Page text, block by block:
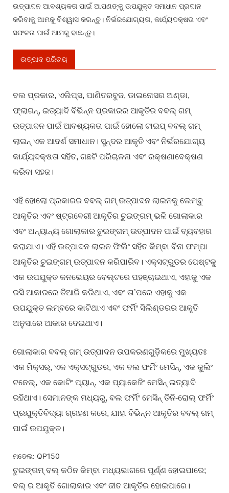
ଉତ୍ପାଦନ ଆବଶ୍ୟକତା ପାଇଁ ଆପଣଙ୍କୁ ଉପଯୁକ୍ତ ସମାଧାନ ପ୍ରଦାନ
କରିବାକୁ ଆମକୁ ବିଶ୍ୱାସ କରନ୍ତୁ। ନିର୍ଭରଯୋଗ୍ୟତା, କାର୍ଯ୍ୟଦକ୍ଷତା ଏବଂ
ସଫଳତା ପାଇଁ ଆମକୁ ବାଛନ୍ତୁ।
ଉତ୍ପାଦ ପରିଚୟ
ବଲ ପ୍ରକାର, ଏଲିପ୍ସ, ପାଣିତରବୁଜ, ଡାଇନୋସର ଅଣ୍ଡା,
ଫ୍ଲାଗନ୍, ଇତ୍ୟାଦି ବିଭିନ୍ନ ପ୍ରକାରର ଆକୃତିର ବବଲ୍ ଗମ୍
ଉତ୍ପାଦନ ପାଇଁ ଆବଶ୍ୟକତା ପାଇଁ ହୋଲୋ ଟାଇପ୍ ବବଲ୍ ଗମ୍
ଲାଇନ୍ ଏକ ଆଦର୍ଶ ସମାଧାନ। ସୁନ୍ଦର ଆକୃତି ଏବଂ ନିର୍ଭରଯୋଗ୍ୟ
କାର୍ଯ୍ୟଦକ୍ଷତା ସହିତ, ଗଛଟି ପରିଚାଳନା ଏବଂ ରକ୍ଷଣାବେକ୍ଷଣ
କରିବା ସହଜ।
ଏହି ହୋଲୋ ପ୍ରକାରର ବବଲ୍ ଗମ୍ ଉତ୍ପାଦନ ଲାଇନକୁ ଲେମ୍ବୁ
ଆକୃତିର ଏବଂ ଷ୍ଟ୍ରବେରୀ ଆକୃତିର ଚୁଇଙ୍ଗମ୍ ଭଳି ଗୋଲାକାର
ଏବଂ ଅନ୍ୟାନ୍ୟ ଗୋଲାକାର ଚୁଇଙ୍ଗମ୍ ଉତ୍ପାଦନ ପାଇଁ ବ୍ୟବହାର
କରାଯାଏ। ଏହି ଉତ୍ପାଦନ ଲାଇନ ଫିଲିଂ ସହିତ କିମ୍ବା ବିନା ଫମ୍ପା
ଆକୃତିର ଚୁଇଙ୍ଗମ୍ ଉତ୍ପାଦନ କରିପାରିବ। ଏକ୍ସଟ୍ରୁଡର ପେଷ୍ଟକୁ
ଏକ ଉପଯୁକ୍ତ କନଭେୟର ବେଲ୍ଟରେ ପହଞ୍ଚାଇଥାଏ, ଏହାକୁ ଏକ
ରସି ଆକାରରେ ତିଆରି କରିଥାଏ, ଏବଂ ତା’ପରେ ଏହାକୁ ଏକ
ଉପଯୁକ୍ତ ଲମ୍ବରେ କାଟିଥାଏ ଏବଂ ଫର୍ମିଂ ସିଲିଣ୍ଡରର ଆକୃତି
ଅନୁସାରେ ଆକାର ଦେଇଥାଏ।
ଗୋଲାକାର ବବଲ୍ ଗମ୍ ଉତ୍ପାଦନ ଉପକରଣଗୁଡ଼ିକରେ ମୁଖ୍ୟତଃ
ଏକ ମିକ୍ସର୍, ଏକ ଏକ୍ସଟ୍ରୁଡର, ଏକ ବଲ ଫର୍ମିଂ ମେସିନ୍, ଏକ କୁଲିଂ
ଟନେଲ୍, ଏକ କୋଟିଂ ପ୍ୟାନ୍, ଏକ ପ୍ୟାକେଜିଂ ମେସିନ୍ ଇତ୍ୟାଦି
ରହିଥାଏ। ସେମାନଙ୍କ ମଧ୍ୟରୁ, ବଲ ଫର୍ମିଂ ମେସିନ୍ ତିନି-ରୋଲ୍ ଫର୍ମିଂ
ପ୍ରଯୁକ୍ତିବିଦ୍ୟା ଗ୍ରହଣ କରେ, ଯାହା ବିଭିନ୍ନ ଆକୃତିର ବବଲ୍ ଗମ୍
ପାଇଁ ଉପଯୁକ୍ତ।
ମଡେଲ: QP150
ଚୁଇଙ୍ଗମ୍ ବଲ୍ କଠିନ କିମ୍ବା ମଧ୍ୟଭାଗରେ ପୂର୍ଣ୍ଣ ହୋଇପାରେ;
ବଲ୍ ର ଆକୃତି ଗୋଲାକାର ଏବଂ ଜୀତ ଆକୃତିର ହୋଇପାରେ।